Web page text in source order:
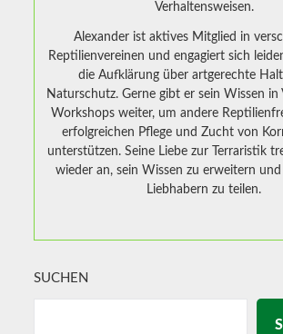
Verhaltensweisen.
Alexander ist aktives Mitglied in
Reptilienvereinen und engagiert sich
die Aufklärung über artgerechte
Naturschutz. Gerne gibt er sein Wissen in
Workshops weiter, um andere
erfolgreichen Pflege und Zucht von
unterstützen. Seine Liebe zur Terraristik
wieder an, sein Wissen zu erweitern
Liebhabern zu teilen.
SUCHEN